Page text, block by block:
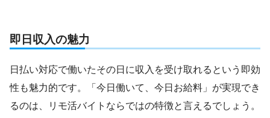
即日収入の魅力
日払い対応で働いたその日に収入を受け取れるという即効
性も魅力的です。「今日働いて、今日お給料」が実現でき
るのは、リモ活バイトならではの特徴と言えるでしょう。